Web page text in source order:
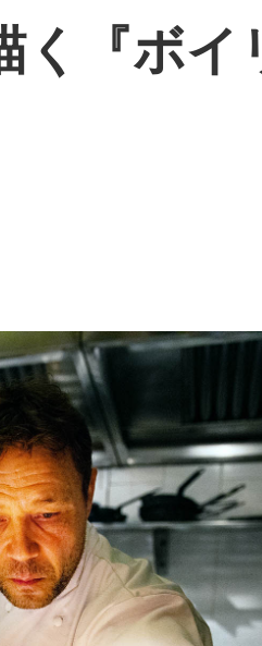
く『ボイ